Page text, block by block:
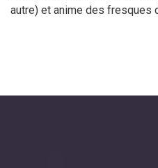
autre) et anime des fresques